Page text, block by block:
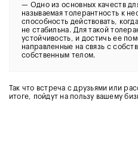
— Одно из основных качеств
называемая толерантность к
способность действовать,
не стабильна. Для такой
устойчивость, и достичь ее
направленные на связь с
собственным телом.
Так что встреча с друзьями или
итоге, пойдут на пользу вашему